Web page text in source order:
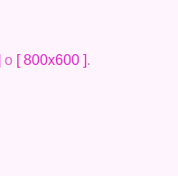
o [ 800x600 ].